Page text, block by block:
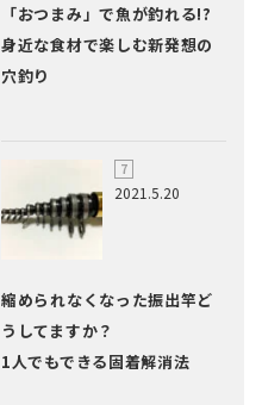
「おつまみ」で魚が釣れる!?
身近な食材で楽しむ新発想の
穴釣り
2021.5.20
縮められなくなった振出竿ど
うしてますか？
1人でもできる固着解消法